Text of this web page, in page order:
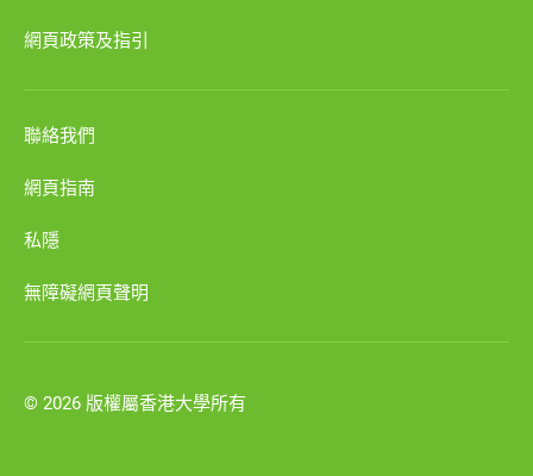
網頁政策及指引
聯絡我們
網頁指南
私隱
無障礙網頁聲明
© 2026 版權屬香港大學所有